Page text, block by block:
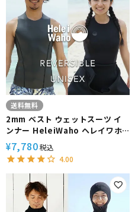
送料無料
2mm ベスト ウェットスーツ イ
ンナー HeleiWaho ヘレイワホ
サーフィン SUP ダイビング リバ
ーシブル 防寒 男女兼用
¥7,780税込
4.00